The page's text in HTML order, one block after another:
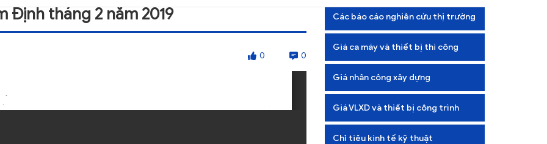
Định tháng 2 năm 2019
0 0
Các báo cáo nghiên cứu thị trường
Giá ca máy và thiết bị thi công
Giá nhân công xây dựng
Giá VLXD và thiết bị công trình
Chỉ tiêu kinh tế kỹ thuật